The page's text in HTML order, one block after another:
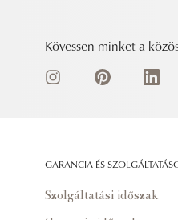
Kövessen minket a
GARANCIA ÉS
Szolgáltatási időszak